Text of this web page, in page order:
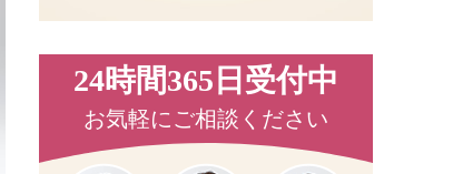
24時間365日受付中
お気軽にご相談ください